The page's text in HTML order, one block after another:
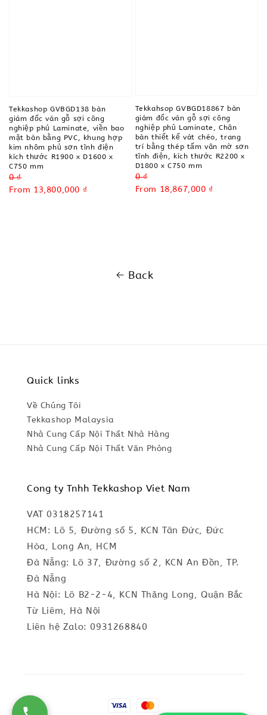
Tekkashop GVBGD138 bàn
giám đốc ván gỗ sợi công
nghiệp phủ Laminate, viền bao
mặt bàn bằng PVC, khung hợp
kim nhôm phủ sơn tĩnh điện
kích thước R1900 x D1600 x
C750 mm
Regular
price
0 ₫
Sale
From 13,800,000 ₫
Tekkahsop GVBGD18867 bàn
giám đốc ván gỗ sợi công
nghiệp phủ Laminate, Chân
bàn thiết kế vát chéo, trang
trí bằng thép tấm vân mờ sơn
tĩnh điện, kích thước R2200 x
D1800 x C750 mm
Regular
price
0 ₫
Sale
From 18,867,000 ₫
Back
Quick links
Về Chúng Tôi
Tekkashop Malaysia
Nhà Cung Cấp Nội Thất Nhà Hàng
Nhà Cung Cấp Nội Thất Văn Phòng
Cong ty Tnhh Tekkashop Viet Nam
VAT 0318257141
HCM: Lô 5, Đường số 5, KCN Tân Đức, Đức
Hòa, Long An, HCM
Đà Nẵng: Lô 37, Đường số 2, KCN An Đồn, TP.
Đà Nẵng
Hà Nội: Lô B2-2-4, KCN Thăng Long, Quận Bắc
Từ Liêm, Hà Nội
Liên hệ Zalo: 0931268840